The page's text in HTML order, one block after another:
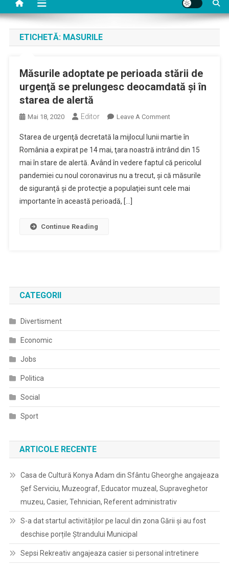
ETICHETĂ: MASURILE
Măsurile adoptate pe perioada stării de
urgenţă se prelungesc deocamdată şi în
starea de alertă
Mai 18, 2020 Editor Leave A CommentOn
Adoptate
Pe
Perioada
Stării
De
Starea de urgenţă decretată la mijlocul lunii martie în
România a expirat pe 14 mai, ţara noastră intrând din 15
mai în stare de alertă. Având în vedere faptul că pericolul
pandemiei cu noul coronavirus nu a trecut, şi că măsurile
de siguranţă şi de protecţie a populaţiei sunt cele mai
importante în această perioadă, […]
Continue Reading
CATEGORII
Divertisment
Economic
Jobs
Politica
Social
Sport
ARTICOLE RECENTE
Casa de Cultură Konya Adam din Sfântu Gheorghe angajeaza
Șef Serviciu, Muzeograf, Educator muzeal, Supraveghetor
muzeu, Casier, Tehnician, Referent administrativ
S-a dat startul activităților pe lacul din zona Gării și au fost
deschise porțile Ștrandului Municipal
Sepsi Rekreativ angajeaza casier si personal intretinere